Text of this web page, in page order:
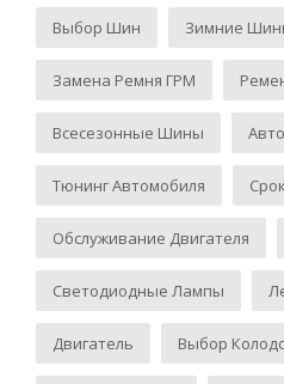
Выбор Шин Зимние
Замена Ремня ГРМ
Всесезонные Шины
Тюнинг Автомобиля
Обслуживание Двигателя
Светодиодные Лампы
Двигатель Выбор